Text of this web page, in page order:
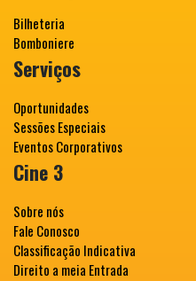
Bilheteria
Bomboniere
Serviços
Oportunidades
Sessões Especiais
Eventos Corporativos
Cine 3
Sobre nós
Fale Conosco
Classificação Indicativa
Direito a meia Entrada